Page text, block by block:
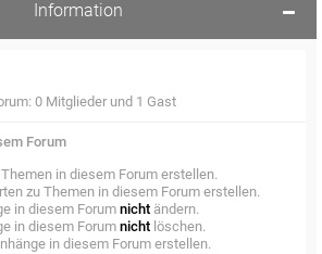
Information
0 Mitglieder und 1 Gast
Forum
in diesem Forum erstellen.
zu Themen in diesem Forum erstellen.
in diesem Forum nicht ändern.
in diesem Forum nicht löschen.
in diesem Forum erstellen.